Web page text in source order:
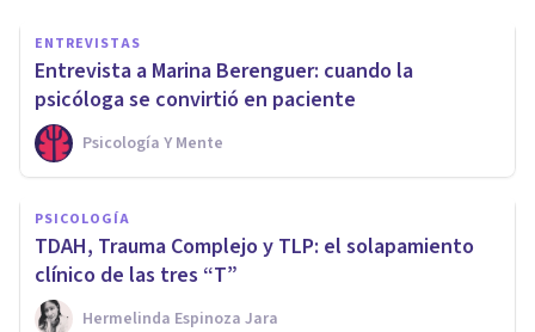
ENTREVISTAS
Entrevista a Marina Berenguer: cuando la
psicóloga se convirtió en paciente
Psicología Y Mente
PSICOLOGÍA
TDAH, Trauma Complejo y TLP: el solapamiento
clínico de las tres “T”
Hermelinda Espinoza Jara